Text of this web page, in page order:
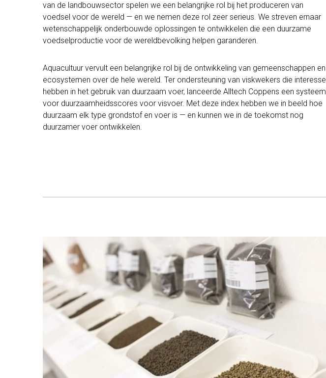
van de landbouwsector spelen we een belangrijke rol bij het produceren van
voedsel voor de wereld — en we nemen deze rol zeer serieus. We streven ernaar
wetenschappelijk onderbouwde oplossingen te ontwikkelen die een duurzame
voedselproductie voor de wereldbevolking helpen garanderen.
Aquacultuur vervult een belangrijke rol bij de ontwikkeling van gemeenschappen en
ecosystemen over de hele wereld. Ter ondersteuning van viskwekers die interesse
hebben in het gebruik van duurzaam voer, lanceerde Alltech Coppens een systeem
voor duurzaamheidsscores voor visvoer. Met deze index hebben we in beeld hoe
duurzaam elk type grondstof en voer is — en kunnen we in de toekomst nog
duurzamer voer ontwikkelen.